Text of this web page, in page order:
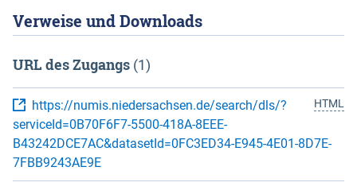
Verweise und Downloads
URL des Zugangs (1)
HTML
https://numis.niedersachsen.de/search/dls/?
serviceId=0B70F6F7-5500-418A-8EEE-
B43242DCE7AC&datasetId=0FC3ED34-E945-4E01-8D7E-
7FBB9243AE9E